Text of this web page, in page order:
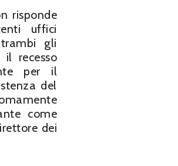
risponde
uffici
gli
recesso
per il
del
come
dei